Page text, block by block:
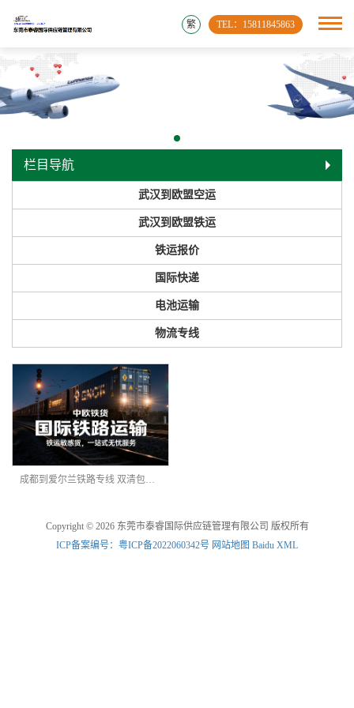
TEL：15811845863
繁
栏目导航
武汉到欧盟空运
武汉到欧盟铁运
铁运报价
国际快递
电池运输
物流专线
成都到爱尔兰铁路专线 双清包税 DDP
Copyright © 2026 东莞市泰睿国际供应链管理有限公司 版权所有
ICP备案编号：粤ICP备2022060342号 网站地图 Baidu XML